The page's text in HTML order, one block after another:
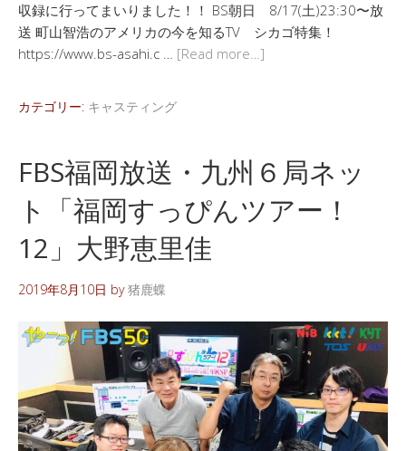
収録に行ってまいりました！！ BS朝日 8/17(土)23:30〜放
送 町山智浩のアメリカの今を知るTV シカゴ特集！
https://www.bs-asahi.c … [Read more…]
カテゴリー: キャスティング
FBS福岡放送・九州６局ネッ
ト「福岡すっぴんツアー！
12」大野恵里佳
2019年8月10日 by猪鹿蝶